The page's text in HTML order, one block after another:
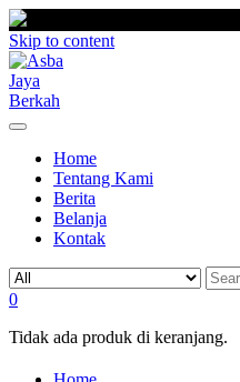
Skip to content
Home
Tentang Kami
Berita
Belanja
Kontak
0
Tidak ada produk di keranjang.